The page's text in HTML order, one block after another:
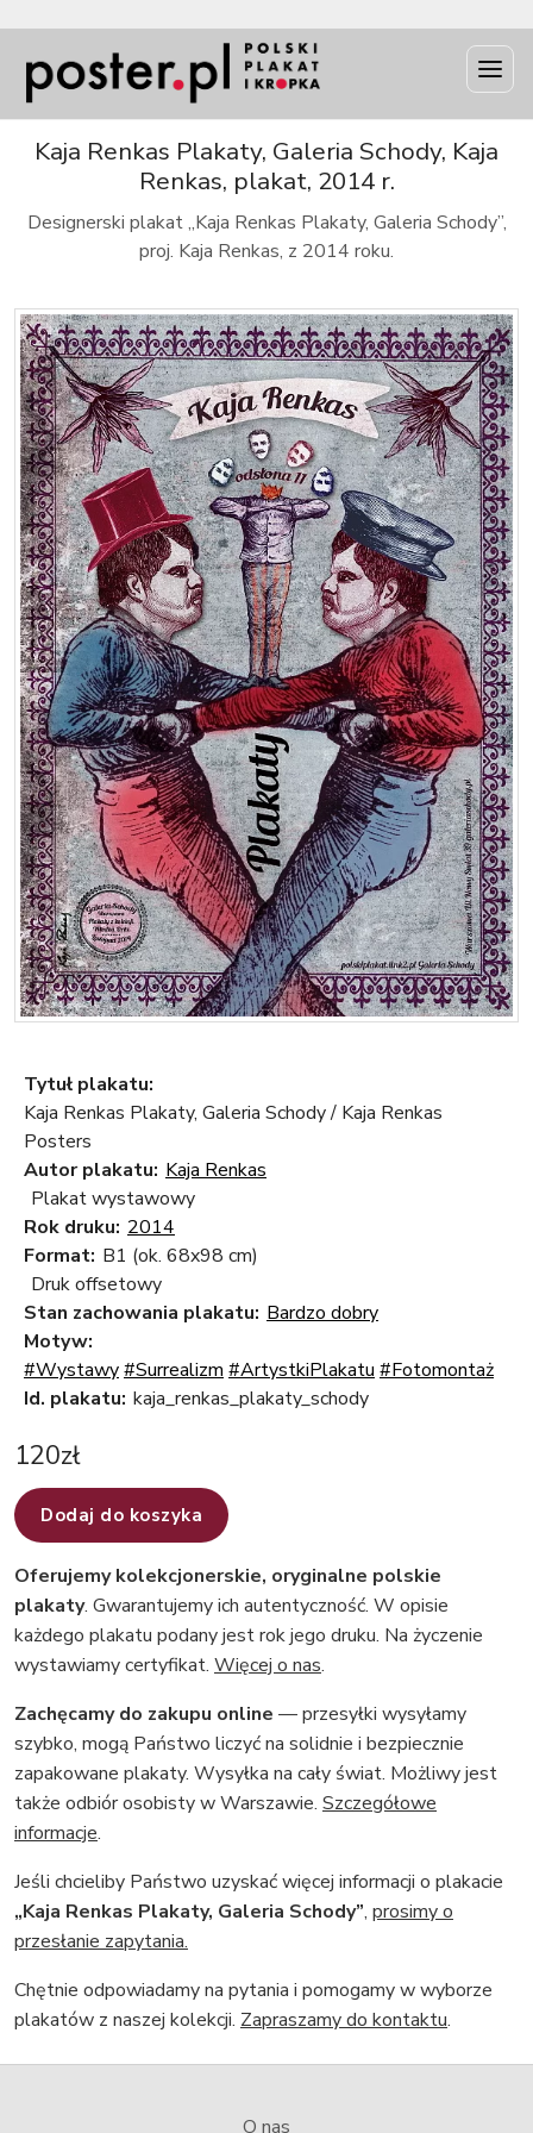
Kaja Renkas Plakaty, Galeria Schody, Kaja
Renkas, plakat, 2014 r.
Designerski plakat „Kaja Renkas Plakaty, Galeria Schody”,
proj. Kaja Renkas, z 2014 roku.
Tytuł plakatu:
Kaja Renkas Plakaty, Galeria Schody / Kaja Renkas
Posters
Autor plakatu: Kaja Renkas
Plakat wystawowy
Rok druku: 2014
Format: B1 (ok. 68x98 cm)
Druk offsetowy
Stan zachowania plakatu: Bardzo dobry
Motyw:
#Wystawy#Surrealizm #ArtystkiPlakatu #Fotomontaż
Id. plakatu: kaja_renkas_plakaty_schody
120zł
Dodaj do koszyka
Oferujemy kolekcjonerskie, oryginalne polskie
plakaty. Gwarantujemy ich autentyczność. W opisie
każdego plakatu podany jest rok jego druku. Na życzenie
wystawiamy certyfikat. Więcej o nas.
Zachęcamy do zakupu online — przesyłki wysyłamy
szybko, mogą Państwo liczyć na solidnie i bezpiecznie
zapakowane plakaty. Wysyłka na cały świat. Możliwy jest
także odbiór osobisty w Warszawie. Szczegółowe
informacje.
Jeśli chcieliby Państwo uzyskać więcej informacji o plakacie
„Kaja Renkas Plakaty, Galeria Schody”, prosimy o
przesłanie zapytania.
Chętnie odpowiadamy na pytania i pomogamy w wyborze
plakatów z naszej kolekcji. Zapraszamy do kontaktu.
O nas